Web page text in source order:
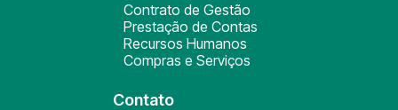
Contrato de Gestão
Prestação de Contas
Recursos Humanos
Compras e Serviços
Contato